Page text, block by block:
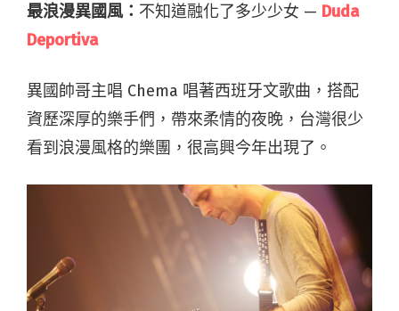
最浪漫異國風： 不知道融化了多少少女 — Duda
Deportiva
異國帥哥主唱 Chema 唱著西班牙文歌曲，搭配
資歷深厚的樂手們，帶來柔情的夜晚，台灣很少
看到浪漫風格的樂團，很高興今年出現了。